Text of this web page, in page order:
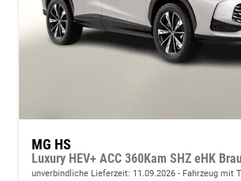
MG HS
Luxury HEV+ ACC 360Kam SHZ eHK
unverbindliche Lieferzeit: 11.09.2026 Fahrzeug mit